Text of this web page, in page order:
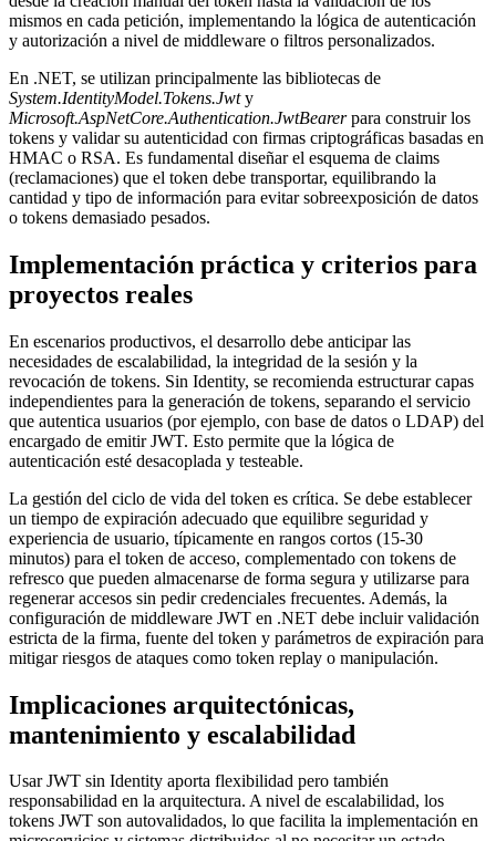
mismos en cada petición, implementando la lógica de autenticación
y autorización a nivel de middleware o filtros personalizados.
En .NET, se utilizan principalmente las bibliotecas de
System.IdentityModel.Tokens.Jwty
Microsoft.AspNetCore.Authentication.JwtBearerpara construir los
tokens y validar su autenticidad con firmas criptográficas basadas en
HMAC o RSA. Es fundamental diseñar el esquema de claims
(reclamaciones) que el token debe transportar, equilibrando la
cantidad y tipo de información para evitar sobreexposición de datos
o tokens demasiado pesados.
Implementación práctica y criterios para
proyectos reales
En escenarios productivos, el desarrollo debe anticipar las
necesidades de escalabilidad, la integridad de la sesión y la
revocación de tokens. Sin Identity, se recomienda estructurar capas
independientes para la generación de tokens, separando el servicio
que autentica usuarios (por ejemplo, con base de datos o LDAP) del
encargado de emitir JWT. Esto permite que la lógica de
autenticación esté desacoplada y testeable.
La gestión del ciclo de vida del token es crítica. Se debe establecer
un tiempo de expiración adecuado que equilibre seguridad y
experiencia de usuario, típicamente en rangos cortos (15-30
minutos) para el token de acceso, complementado con tokens de
refresco que pueden almacenarse de forma segura y utilizarse para
regenerar accesos sin pedir credenciales frecuentes. Además, la
configuración de middleware JWT en .NET debe incluir validación
estricta de la firma, fuente del token y parámetros de expiración para
mitigar riesgos de ataques como token replay o manipulación.
Implicaciones arquitectónicas,
mantenimiento y escalabilidad
Usar JWT sin Identity aporta flexibilidad pero también
responsabilidad en la arquitectura. A nivel de escalabilidad, los
tokens JWT son autovalidados, lo que facilita la implementación en